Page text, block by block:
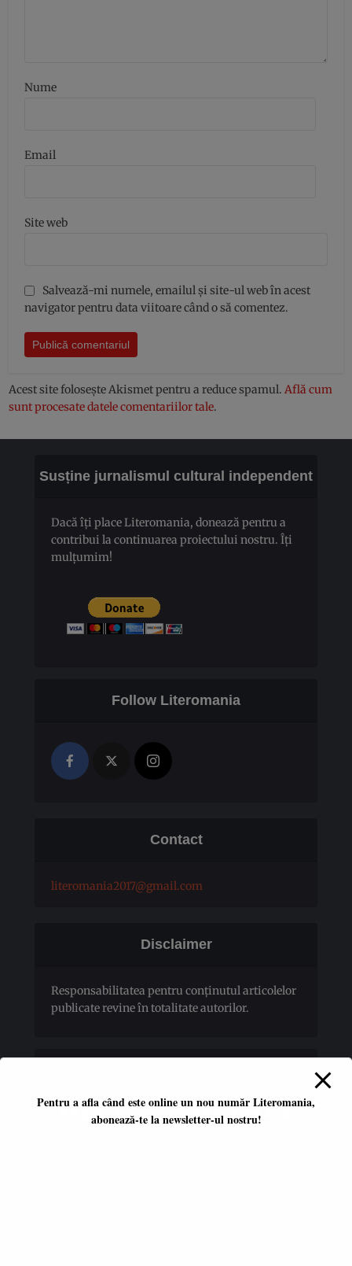
Nume
Email
Site web
Salvează-mi numele, emailul și site-ul web în acest
navigator pentru data viitoare când o să comentez.
Acest site folosește Akismet pentru a reduce spamul.Află cum
sunt procesate datele comentariilor tale.
Susține jurnalismul cultural independent
Dacă îți place Literomania, donează pentru a
contribui la continuarea proiectului nostru. Îți
mulțumim!
Follow Literomania
Contact
literomania2017@gmail.com
Disclaimer
Responsabilitatea pentru conţinutul articolelor
publicate revine în totalitate autorilor.
Pentru a afla când este online un nou număr Literomania,
abonează-te la newsletter-ul nostru!